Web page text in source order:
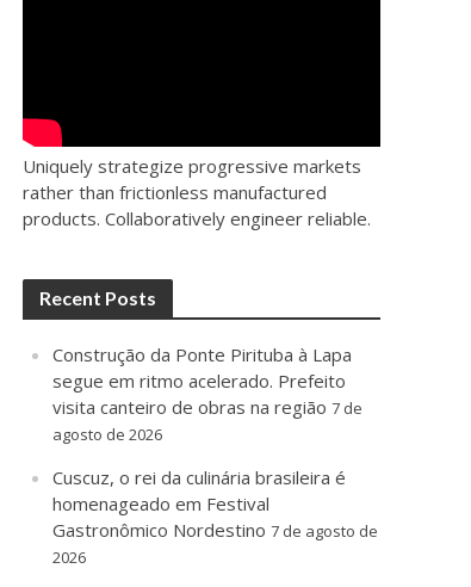
Uniquely strategize progressive markets
rather than frictionless manufactured
products. Collaboratively engineer reliable.
Recent Posts
Construção da Ponte Pirituba à Lapa
segue em ritmo acelerado. Prefeito
visita canteiro de obras na região 7 de
agosto de 2026
Cuscuz, o rei da culinária brasileira é
homenageado em Festival
Gastronômico Nordestino 7 de agosto de
2026